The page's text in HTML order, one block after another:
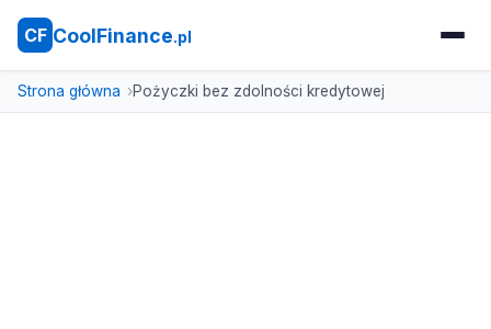
CF CoolFinance.pl
Strona główna Pożyczki bez zdolności kredytowej